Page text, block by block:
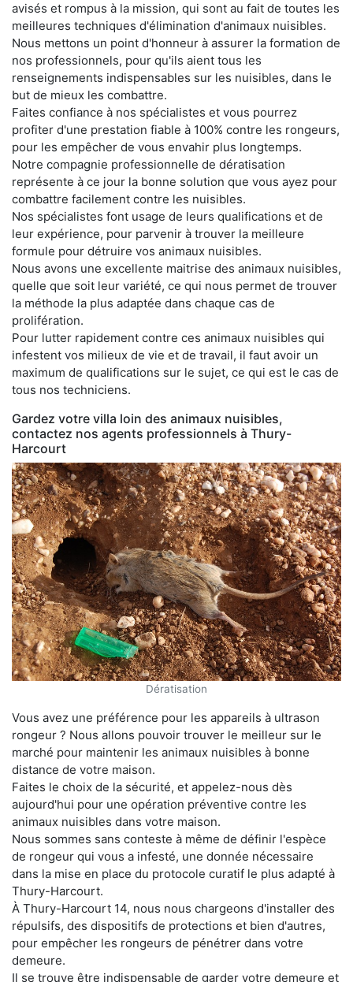
avisés et rompus à la mission, qui sont au fait de toutes les
meilleures techniques d'élimination d'animaux nuisibles.
Nous mettons un point d'honneur à assurer la formation de
nos professionnels, pour qu'ils aient tous les
renseignements indispensables sur les nuisibles, dans le
but de mieux les combattre.
Faites confiance à nos spécialistes et vous pourrez
profiter d'une prestation fiable à 100% contre les rongeurs,
pour les empêcher de vous envahir plus longtemps.
Notre compagnie professionnelle de dératisation
représente à ce jour la bonne solution que vous ayez pour
combattre facilement contre les nuisibles.
Nos spécialistes font usage de leurs qualifications et de
leur expérience, pour parvenir à trouver la meilleure
formule pour détruire vos animaux nuisibles.
Nous avons une excellente maitrise des animaux nuisibles,
quelle que soit leur variété, ce qui nous permet de trouver
la méthode la plus adaptée dans chaque cas de
prolifération.
Pour lutter rapidement contre ces animaux nuisibles qui
infestent vos milieux de vie et de travail, il faut avoir un
maximum de qualifications sur le sujet, ce qui est le cas de
tous nos techniciens.
Gardez votre villa loin des animaux nuisibles,
contactez nos agents professionnels à Thury-
Harcourt
Dératisation
Vous avez une préférence pour les appareils à ultrason
rongeur ? Nous allons pouvoir trouver le meilleur sur le
marché pour maintenir les animaux nuisibles à bonne
distance de votre maison.
Faites le choix de la sécurité, et appelez-nous dès
aujourd'hui pour une opération préventive contre les
animaux nuisibles dans votre maison.
Nous sommes sans conteste à même de définir l'espèce
de rongeur qui vous a infesté, une donnée nécessaire
dans la mise en place du protocole curatif le plus adapté à
Thury-Harcourt.
À Thury-Harcourt 14, nous nous chargeons d'installer des
répulsifs, des dispositifs de protections et bien d'autres,
pour empêcher les rongeurs de pénétrer dans votre
demeure.
Il se trouve être indispensable de garder votre demeure et